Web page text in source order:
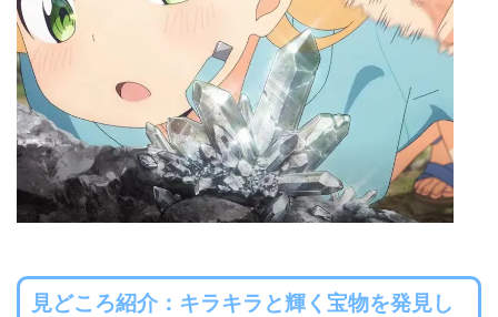
見どころ紹介： キラキラと輝く宝物を発見し